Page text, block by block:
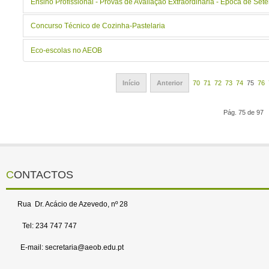
Concurso Técnico de Cozinha-Pastelaria
Eco-escolas no AEOB
Início Anterior 70 71 72 73 74 75 76
Pág. 75 de 97
CONTACTOS
Rua Dr. Acácio de Azevedo, nº 28
Tel: 234 747 747
E-mail: secretaria@aeob.edu.pt